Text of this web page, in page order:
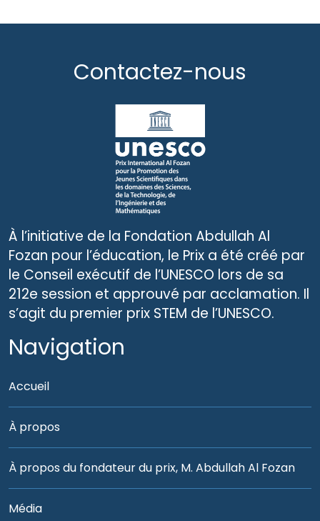
Contactez-nous
À l’initiative de la Fondation Abdullah Al
Fozan pour l’éducation, le Prix a été créé par
le Conseil exécutif de l’UNESCO lors de sa
212e session et approuvé par acclamation. Il
s’agit du premier prix STEM de l’UNESCO.
Navigation
Accueil
À propos
À propos du fondateur du prix, M. Abdullah Al Fozan
Média